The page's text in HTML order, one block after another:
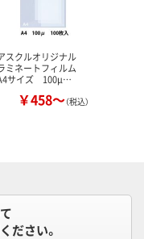
スクルオリジナル
ミネートフィルム
サイズ 100μ…
￥458～（税込）
ださい。